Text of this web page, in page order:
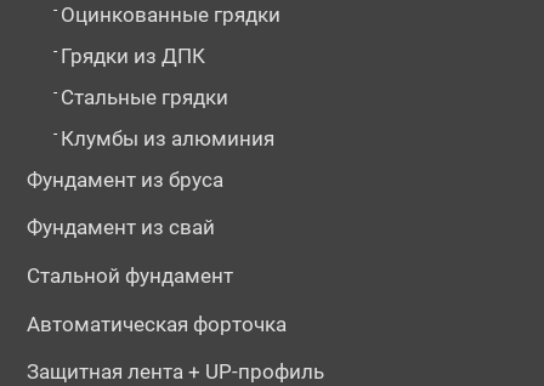
- Оцинкованные грядки
- Грядки из ДПК
- Стальные грядки
- Клумбы из алюминия
Фундамент из бруса
Фундамент из свай
Стальной фундамент
Автоматическая форточка
Защитная лента + UP-профиль